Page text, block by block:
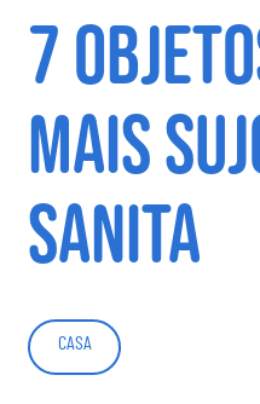
7
mais
sanita
CASA